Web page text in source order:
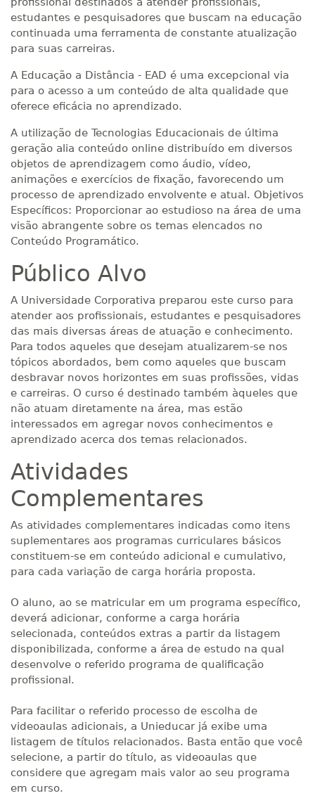
estudantes e pesquisadores que buscam na educação
continuada uma ferramenta de constante atualização
para suas carreiras.
A Educação a Distância - EAD é uma excepcional via
para o acesso a um conteúdo de alta qualidade que
oferece eficácia no aprendizado.
A utilização de Tecnologias Educacionais de última
geração alia conteúdo online distribuído em diversos
objetos de aprendizagem como áudio, vídeo,
animações e exercícios de fixação, favorecendo um
processo de aprendizado envolvente e atual. Objetivos
Específicos: Proporcionar ao estudioso na área de uma
visão abrangente sobre os temas elencados no
Conteúdo Programático.
Público Alvo
A Universidade Corporativa preparou este curso para
atender aos profissionais, estudantes e pesquisadores
das mais diversas áreas de atuação e conhecimento.
Para todos aqueles que desejam atualizarem-se nos
tópicos abordados, bem como aqueles que buscam
desbravar novos horizontes em suas profissões, vidas
e carreiras. O curso é destinado também àqueles que
não atuam diretamente na área, mas estão
interessados em agregar novos conhecimentos e
aprendizado acerca dos temas relacionados.
Atividades
Complementares
As atividades complementares indicadas como itens
suplementares aos programas curriculares básicos
constituem-se em conteúdo adicional e cumulativo,
para cada variação de carga horária proposta.
O aluno, ao se matricular em um programa específico,
deverá adicionar, conforme a carga horária
selecionada, conteúdos extras a partir da listagem
disponibilizada, conforme a área de estudo na qual
desenvolve o referido programa de qualificação
profissional.
Para facilitar o referido processo de escolha de
videoaulas adicionais, a Unieducar já exibe uma
listagem de títulos relacionados. Basta então que você
selecione, a partir do título, as videoaulas que
considere que agregam mais valor ao seu programa
em curso.